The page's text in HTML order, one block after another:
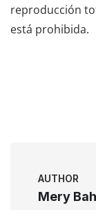
reproducción
está prohibida.
AUTHOR
Mery